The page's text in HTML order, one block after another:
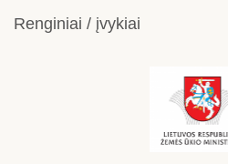
Renginiai / įvykiai